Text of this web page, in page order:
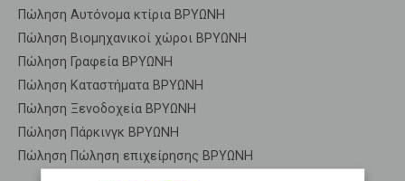
Πώληση Αυτόνομα κτίρια ΒΡΥΩΝΗ
Πώληση Βιομηχανικοί χώροι ΒΡΥΩΝΗ
Πώληση Γραφεία ΒΡΥΩΝΗ
Πώληση Καταστήματα ΒΡΥΩΝΗ
Πώληση Ξενοδοχεία ΒΡΥΩΝΗ
Πώληση Πάρκινγκ ΒΡΥΩΝΗ
Πώληση Πώληση επιχείρησης ΒΡΥΩΝΗ